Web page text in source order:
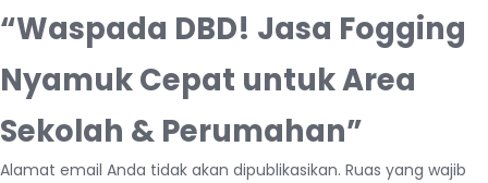
“Waspada DBD! Jasa Fogging
Nyamuk Cepat untuk Area
Sekolah & Perumahan”
Alamat email Anda tidak akan dipublikasikan. Ruas yang wajib